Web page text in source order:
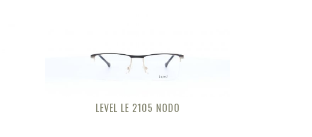
LEVEL LE 2105 NODO